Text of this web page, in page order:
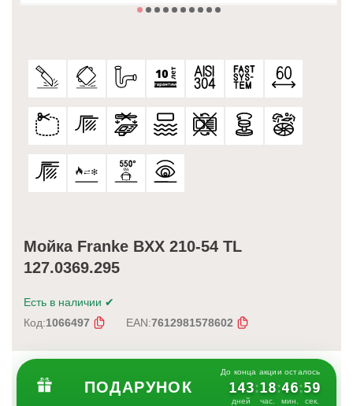
Мойка Franke BXX 210-54 TL
127.0369.295
Есть в наличии ✔
Код:1066497 EAN:7612981578602
ПОДАРУНОК
До конца акции осталось
143
дней
:18
час.
:46
мин.
:58
сек.